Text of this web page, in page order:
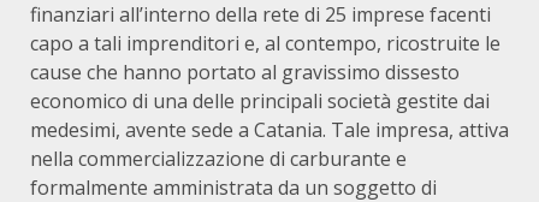
finanziari all’interno della rete di 25 imprese facenti
capo a tali imprenditori e, al contempo, ricostruite le
cause che hanno portato al gravissimo dissesto
economico di una delle principali società gestite dai
medesimi, avente sede a Catania. Tale impresa, attiva
nella commercializzazione di carburante e
formalmente amministrata da un soggetto di